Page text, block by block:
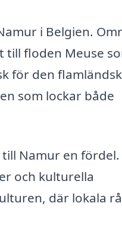
i Belgien.
till floden Meuse
för den
som lockar både
Namur en fördel.
och kulturella
där lokala